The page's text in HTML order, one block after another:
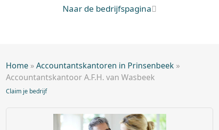
Naar de bedrijfspagina
Home »Accountantskantoren in Prinsenbeek »
Accountantskantoor A.F.H. van Wasbeek
Claim je bedrijf